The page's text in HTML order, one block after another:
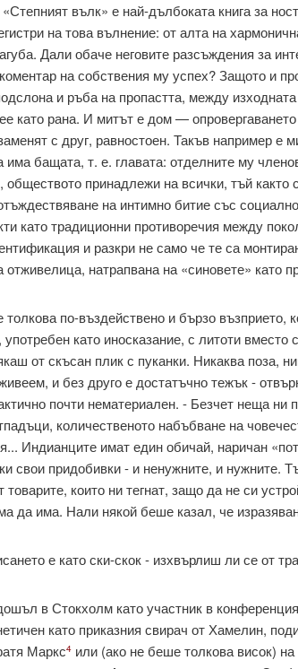
вълк» е най-дълбоката книга за
на това вълнение: от алта на
Дали обаче неговите разсъждения за
на соб­ствения му успех? Защото и
и ръба на про­пастта, между
като рана. И митът е дом —
с друг, равно­стоен. Такъв например е
бащата, т. е. главата: отделните му
обществото принадлежи на всич­ки, тъй както
на интимно битие със
като традиционни противоречия между
и разкри не само че те са
отживелица, натрапвана на «синовете» като
по-въздействено и бързо въз­прието,
като иносказание, с литоти вместо
от скъсан плик с пуканки. Никаква поза,
и без друго е достатъчно тежък -
почти нематериален. - Безчет неща
количественото набъбване на
Индианците имат един обичай, наричан
свои придобивки - и ненужните, и нужните.
които ни тегнат, защо да не си
да има. Нали някой беше казал, че
е като ски-скок - изхвърлиш ли се от
в Стокхолм като участник в
като приказния свирач от Хамелин,
Маркс4 или (ако не беше толкова висок)